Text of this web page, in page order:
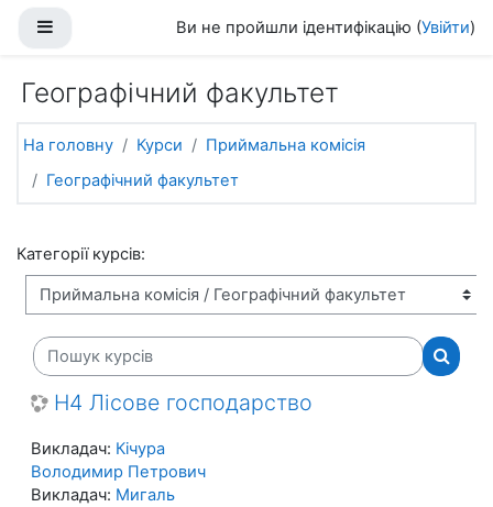
Ви не пройшли ідентифікацію (Увійти)
Географічний факультет
На головну Курси
Приймальна комісія
Географічний факультет
Категорії курсів:
Пошук курсів
Пошук
H4 Лісове господарство
Викладач: Кічура
Володимир Петрович
Викладач: Мигаль